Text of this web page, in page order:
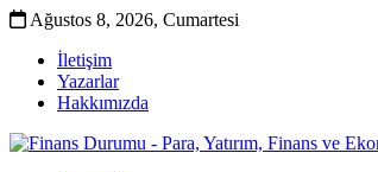
Ağustos 8, 2026, Cumartesi
İletişim
Yazarlar
Hakkımızda